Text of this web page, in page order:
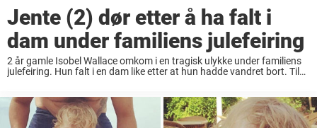
Jente (2) dør etter å ha falt i
dam under familiens julefeiring
2 år gamle Isobel Wallace omkom i en tragisk ulykke under familiens
julefeiring. Hun falt i en dam like etter at hun hadde vandret bort. Til